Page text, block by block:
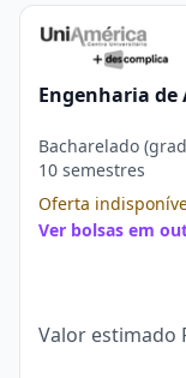
Engenharia de
Bacharelado
10 semestres
Oferta
Ver bolsas em
Valor estimado